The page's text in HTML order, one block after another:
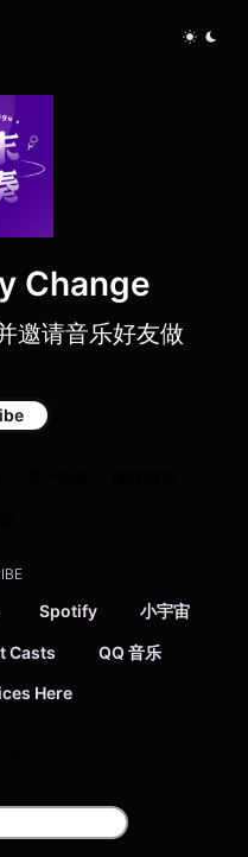
Change
邀请音乐好友做
Spotify 小宇宙
Casts QQ 音乐
Here